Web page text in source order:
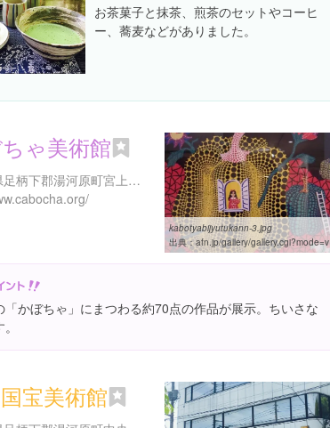
お茶菓子と抹茶、煎茶のセットやコーヒ
ー、蕎麦などがありました。
ゃ美術館
神奈川県足柄下郡湯河原町宮上９７-２
kabotyabijyutukann-3.jpg
出典：afn.jp/gallery/gallery.cgi?mode=view&no=2428
「かぼちゃ」にまつわる約70点の作品が展示。ちいさな
宝美術館